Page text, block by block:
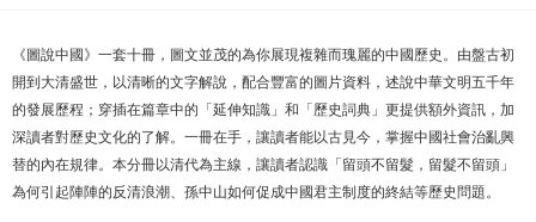
《圖說中國》一套十冊，圖文並茂的為你展現複雜而瑰麗的中國歷史。由盤古初
開到大清盛世，以清晰的文字解說，配合豐富的圖片資料，述說中華文明五千年
的發展歷程；穿插在篇章中的「延伸知識」和「歷史詞典」更提供額外資訊，加
深讀者對歷史文化的了解。一冊在手，讓讀者能以古見今，掌握中國社會治亂興
替的內在規律。本分冊以清代為主線，讓讀者認識「留頭不留髮，留髮不留頭」
為何引起陣陣的反清浪潮、孫中山如何促成中國君主制度的終結等歷史問題。